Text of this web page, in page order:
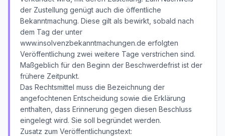
der Zustellung genügt auch die öffentliche
Bekanntmachung. Diese gilt als bewirkt, sobald nach
dem Tag der unter
www.insolvenzbekanntmachungen.de erfolgten
Veröffentlichung zwei weitere Tage verstrichen sind.
Maßgeblich für den Beginn der Beschwerdefrist ist der
frühere Zeitpunkt.
Das Rechtsmittel muss die Bezeichnung der
angefochtenen Entscheidung sowie die Erklärung
enthalten, dass Erinnerung gegen diesen Beschluss
eingelegt wird. Sie soll begründet werden.
Zusatz zum Veröffentlichungstext: